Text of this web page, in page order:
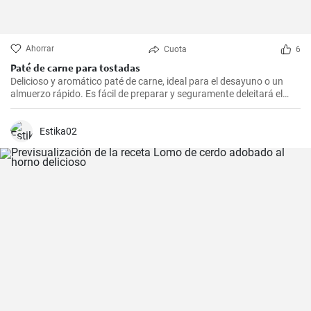
Ahorrar Cuota 6
Paté de carne para tostadas
Delicioso y aromático paté de carne, ideal para el desayuno o un
almuerzo rápido. Es fácil de preparar y seguramente deleitará el
paladar de todos los amantes de la carne.
Estika02